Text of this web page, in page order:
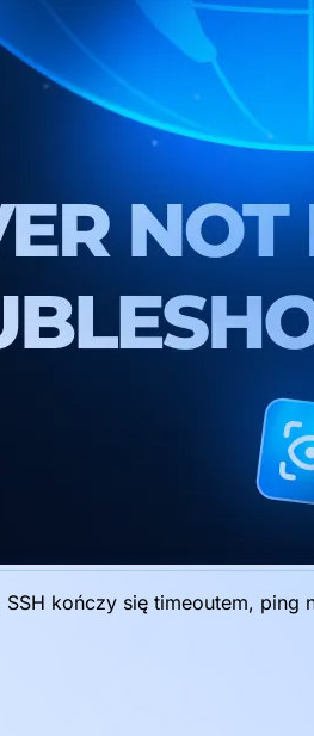
kończy się timeoutem,